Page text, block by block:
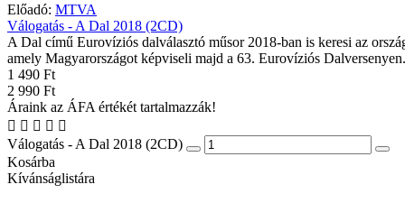
Előadó: MTVA
Válogatás - A Dal 2018 (2CD)
A Dal című Eurovíziós dalválasztó műsor 2018-ban is keresi az
amely Magyarországot képviseli majd a 63. Eurovíziós
1 490 Ft
2 990 Ft
Áraink az ÁFA értékét tartalmazzák!
Válogatás - A Dal 2018 (2CD)
Kosárba
Kívánságlistára